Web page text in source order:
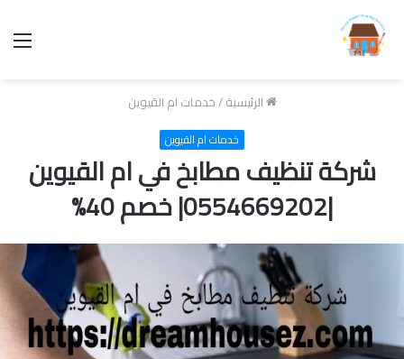
الرئيسية/خدمات ام القيوين
خدمات ام القيوين
شركة تنظيف مطابخ في ام القيوين
|0554669202| خصم 40%